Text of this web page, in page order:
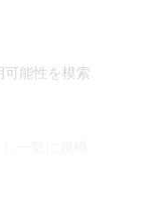
可能性を模索